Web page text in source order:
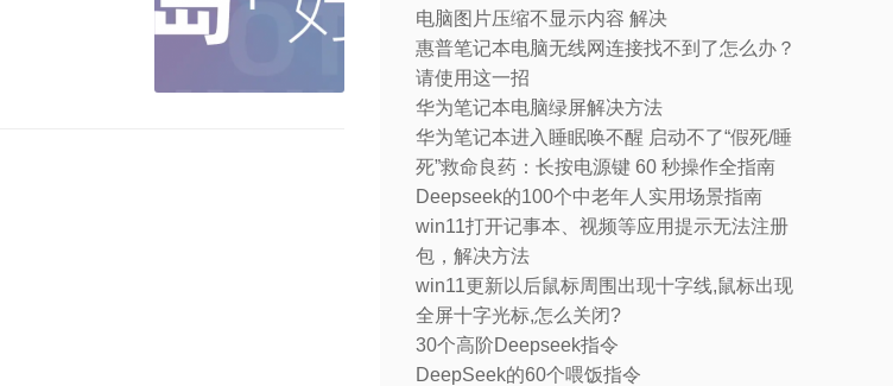
电脑图片压缩不显示内容 解决
惠普笔记本电脑无线网连接找不到了怎么办？
请使用这一招
华为笔记本电脑绿屏解决方法
华为笔记本进入睡眠唤不醒 启动不了“假死/睡
死”救命良药：长按电源键 60 秒操作全指南
Deepseek的100个中老年人实用场景指南
win11打开记事本、视频等应用提示无法注册
包，解决方法
win11更新以后鼠标周围出现十字线,鼠标出现
全屏十字光标,怎么关闭?
30个高阶Deepseek指令
DeepSeek的60个喂饭指令